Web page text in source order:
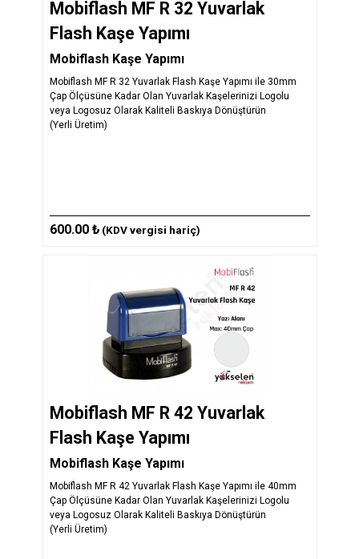
Mobiflash MF R 32 Yuvarlak
Flash Kaşe Yapımı
Mobiflash Kaşe Yapımı
Mobiflash MF R 32 Yuvarlak Flash Kaşe Yapımı ile 30mm
Çap Ölçüsüne Kadar Olan Yuvarlak Kaşelerinizi Logolu
veya Logosuz Olarak Kaliteli Baskıya Dönüştürün
(Yerli Üretim)
600.00 ₺ (KDV vergisi hariç)
Mobiflash MF R 42 Yuvarlak
Flash Kaşe Yapımı
Mobiflash Kaşe Yapımı
Mobiflash MF R 42 Yuvarlak Flash Kaşe Yapımı ile 40mm
Çap Ölçüsüne Kadar Olan Yuvarlak Kaşelerinizi Logolu
veya Logosuz Olarak Kaliteli Baskıya Dönüştürün
(Yerli Üretim)